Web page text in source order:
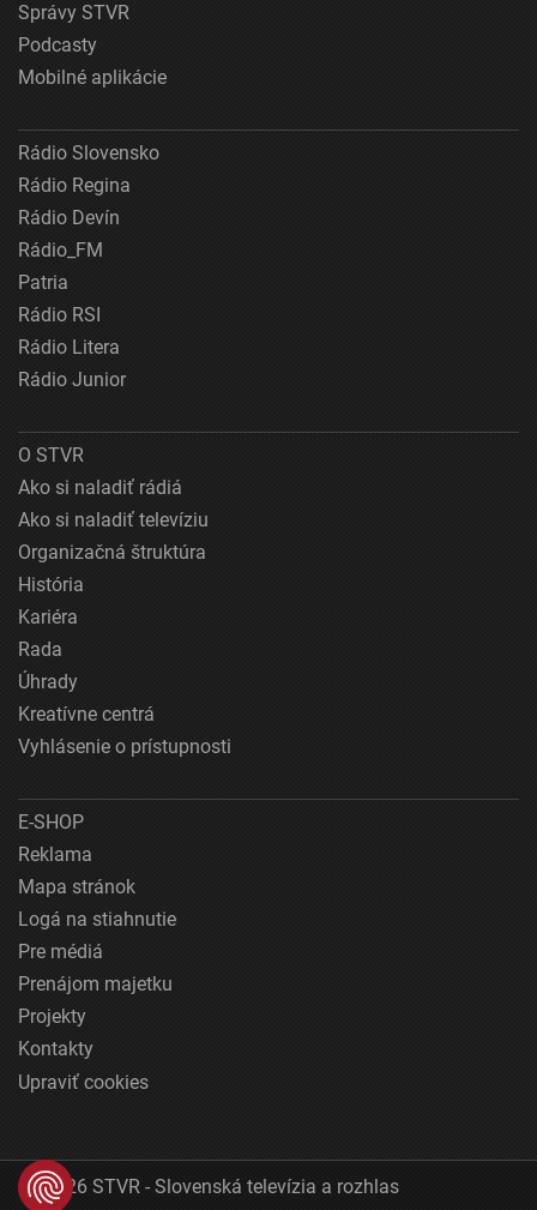
Správy STVR
Podcasty
Mobilné aplikácie
Rádio Slovensko
Rádio Regina
Rádio Devín
Rádio_FM
Patria
Rádio RSI
Rádio Litera
Rádio Junior
O STVR
Ako si naladiť rádiá
Ako si naladiť televíziu
Organizačná štruktúra
História
Kariéra
Rada
Úhrady
Kreatívne centrá
Vyhlásenie o prístupnosti
E-SHOP
Reklama
Mapa stránok
Logá na stiahnutie
Pre médiá
Prenájom majetku
Projekty
Kontakty
Upraviť cookies
© 2026 STVR - Slovenská televízia a rozhlas